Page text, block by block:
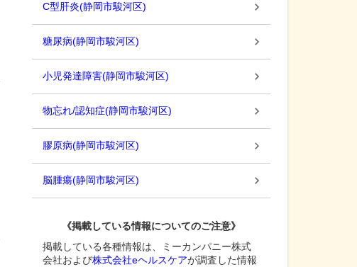
C型肝炎(静岡市駿河区)
糖尿病(静岡市駿河区)
小児発達障害(静岡市駿河区)
物忘れ/認知症(静岡市駿河区)
膠原病(静岡市駿河区)
脳腫瘍(静岡市駿河区)
《掲載している情報についてのご注意》
掲載している各種情報は、ミーカンパニー株式
会社および株式会社eヘルスケアが調査した情報